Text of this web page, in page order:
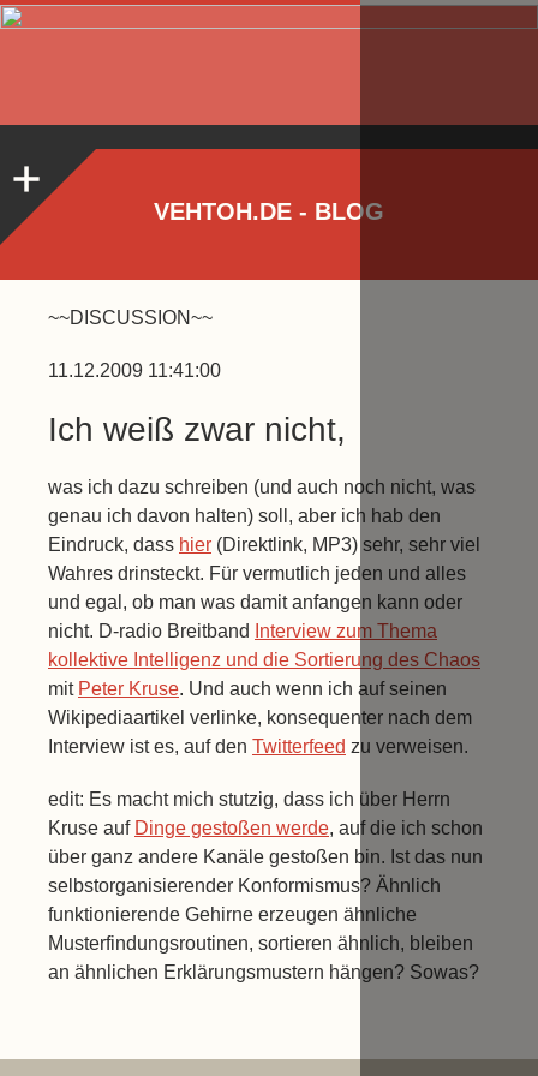
VEHTOH.DE - BLOG
~~DISCUSSION~~
11.12.2009 11:41:00
Ich weiß zwar nicht,
was ich dazu schreiben (und auch noch nicht, was
genau ich davon halten) soll, aber ich hab den
Eindruck, dass hier (Direktlink, MP3) sehr, sehr viel
Wahres drinsteckt. Für vermutlich jeden und alles
und egal, ob man was damit anfangen kann oder
nicht. D-radio Breitband
Interview zum Thema
kollektive Intelligenz und die Sortierung des Chaos
mit Peter Kruse. Und auch wenn ich auf seinen
Wikipediaartikel verlinke, konsequenter nach dem
Interview ist es, auf den Twitterfeed zu verweisen.
edit: Es macht mich stutzig, dass ich über Herrn
Kruse auf Dinge gestoßen werde, auf die ich schon
über ganz andere Kanäle gestoßen bin. Ist das nun
selbstorganisierender Konformismus? Ähnlich
funktionierende Gehirne erzeugen ähnliche
Musterfindungsroutinen, sortieren ähnlich, bleiben
an ähnlichen Erklärungsmustern hängen? Sowas?